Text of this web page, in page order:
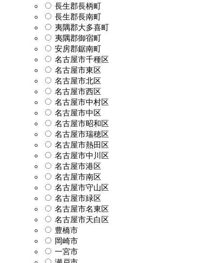
長生郡長柄町
長生郡長南町
夷隅郡大多喜町
夷隅郡御宿町
安房郡鋸南町
名古屋市千種区
名古屋市東区
名古屋市北区
名古屋市西区
名古屋市中村区
名古屋市中区
名古屋市昭和区
名古屋市瑞穂区
名古屋市熱田区
名古屋市中川区
名古屋市港区
名古屋市南区
名古屋市守山区
名古屋市緑区
名古屋市名東区
名古屋市天白区
豊橋市
岡崎市
一宮市